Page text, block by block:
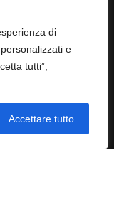
di
e
tutti”,
Accettare tutto